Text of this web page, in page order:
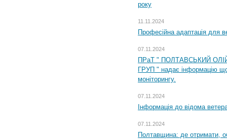
року
11.11.2024
Професійна адаптація для
07.11.2024
ПРаТ " ПОЛТАВСЬКИЙ
ГРУП " надає інформацію
моніторингу.
07.11.2024
Інформація до відома
07.11.2024
Полтавщина: де отримати,